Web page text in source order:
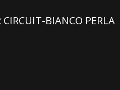
BIANCO PERLA